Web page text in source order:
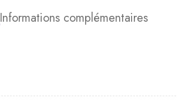
Informations complémentaires